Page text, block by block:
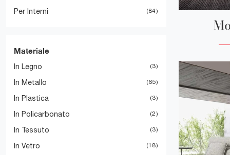
Per Interni 84
Materiale
In Legno 3
In Metallo 65
In Plastica 3
In Policarbonato 2
In Tessuto 3
In Vetro 18